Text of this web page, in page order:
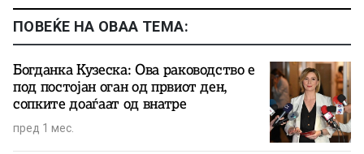
ПОВЕЌЕ НА ОВАА ТЕМА:
Богданка Кузеска: Ова раководство е
под постојан оган од првиот ден,
сопките доаѓаат од внатре
пред 1 мес.